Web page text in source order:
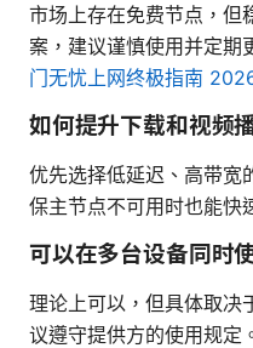
市场上存在免费节点，但
案，建议谨慎使用并定期
门无忧上网终极指南
如何提升下载和视频
优先选择低延迟、高带宽
保主节点不可用时也能快
可以在多台设备同时
理论上可以，但具体取决
议遵守提供方的使用规定